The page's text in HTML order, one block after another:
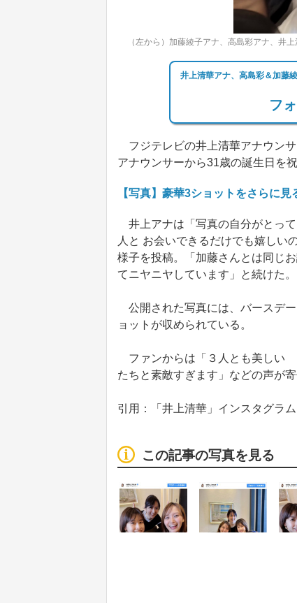
（左から）加藤綾子アナ、高島彩アナ、
井上清華アナ、高島彩＆加藤
フ
フジテレビの井上清華アナウン
アナウンサーから31歳の誕生日を
【写真】豪華3ショットをさらに見
井上アナは「写真の自分がとっ
人と お会いできるだけでも嬉しい
様子を投稿。「加藤さんとは同じ
てニヤニヤしています」と続けた。
公開された写真には、バースデ
ョットが収められている。
ファンからは「３人とも美しい
たちと素敵すぎます」などの声が寄
引用：「井上清華」インスタグラ
この記事の写真を見る